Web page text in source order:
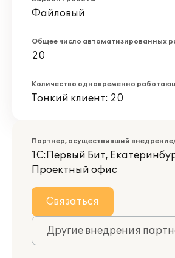
Файловый
Общее число автоматизированных
20
Количество одновременно
Тонкий клиент: 20
Партнер, осуществивший
1С:Первый Бит,
Проектный офис
Связаться
Другие внедрения